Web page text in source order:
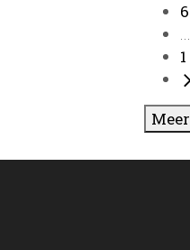
6
...
1
Meer